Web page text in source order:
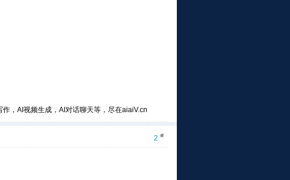
，AI视频生成，AI对话聊天等，尽在aiaiV.cn
2 #